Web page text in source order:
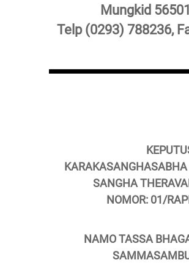
Mungkid
Telp (0293) 788236,
SANGHA
NOMOR: 01/
NAMO TASSA